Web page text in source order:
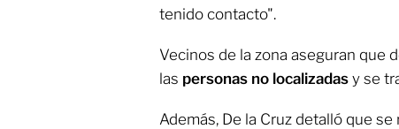
tenido contacto".
Vecinos de la zona aseguran que
las personas no localizadas y se
Además, De la Cruz detalló que